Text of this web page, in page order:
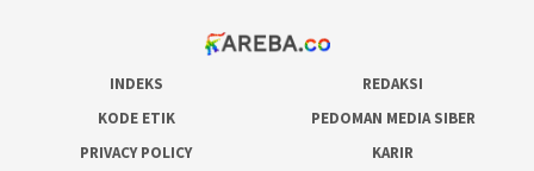
INDEKS
REDAKSI
KODE ETIK
PEDOMAN MEDIA SIBER
PRIVACY POLICY
KARIR